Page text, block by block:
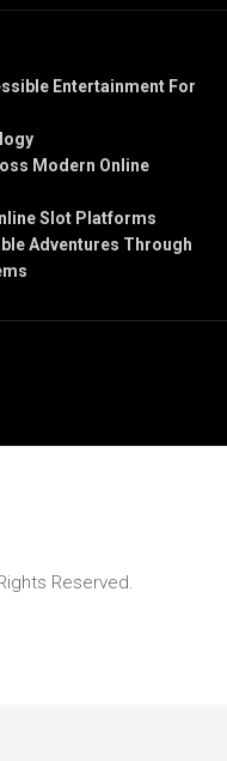
Entertainment For
Modern Online
Slot Platforms
Adventures Through
Reserved.